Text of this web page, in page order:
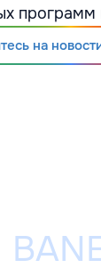
программ
на